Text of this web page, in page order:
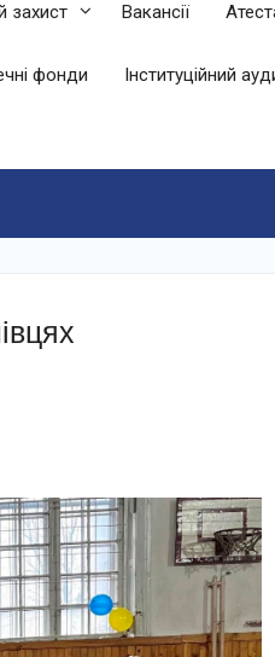
захист Вакансії
фонди Інституційний